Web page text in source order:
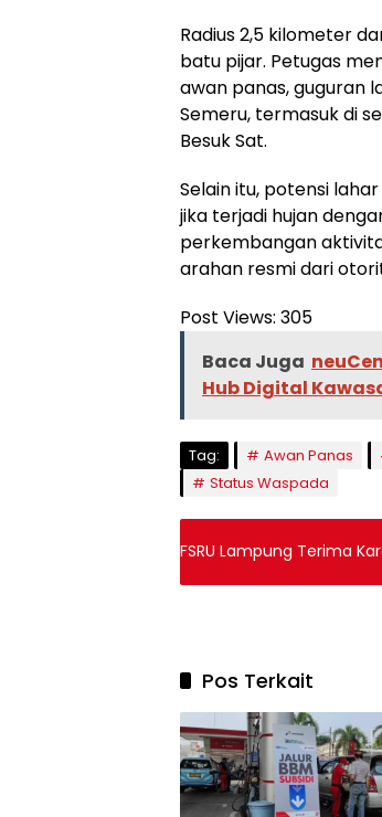
Radius 2,5 kilometer
batu pijar. Petugas
awan panas, guguran
Semeru, termasuk di
Besuk Sat.
Selain itu, potensi
jika terjadi hujan
perkembangan
arahan resmi dari
Post Views: 305
Baca Juga
Hub Digital
Tag: Awan Panas
Status Waspada
FSRU Lampung Terima
Pos Terkait